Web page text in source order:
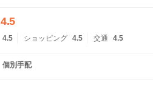
4.5
4.5 ショッピング 4.5 交通 4.5
個別手配